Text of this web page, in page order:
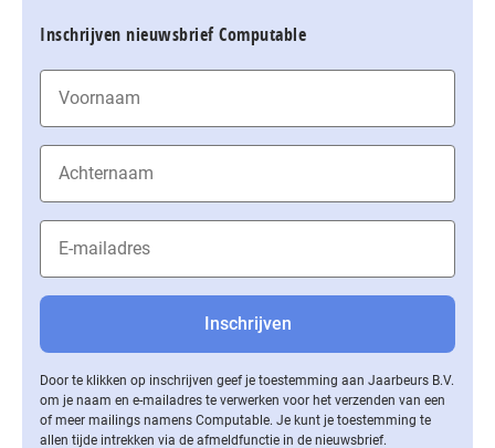
Inschrijven nieuwsbrief Computable
Door te klikken op inschrijven geef je toestemming aan Jaarbeurs B.V.
om je naam en e-mailadres te verwerken voor het verzenden van een
of meer mailings namens Computable. Je kunt je toestemming te
allen tijde intrekken via de af­meld­func­tie in de nieuwsbrief.